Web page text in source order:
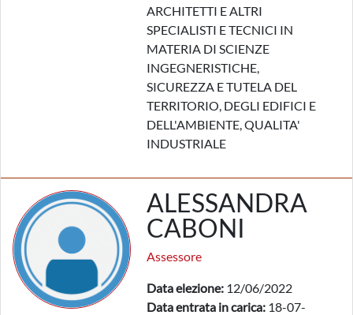
ARCHITETTI E ALTRI
SPECIALISTI E TECNICI IN
MATERIA DI SCIENZE
INGEGNERISTICHE,
SICUREZZA E TUTELA DEL
TERRITORIO, DEGLI EDIFICI E
DELL'AMBIENTE, QUALITA'
INDUSTRIALE
ALESSANDRA
CABONI
Assessore
Data elezione: 12/06/2022
Data entrata in carica: 18-07-